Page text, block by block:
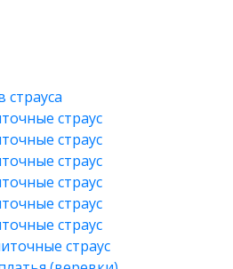
страуса
страус
страус
страус
страус
страус
страус
страус